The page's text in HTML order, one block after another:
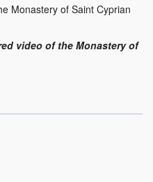
Monastery of Saint Cyprian
video of the Monastery of